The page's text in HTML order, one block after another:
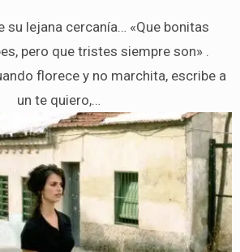
pero que tristes siempre son» .
florece y no marchita, escribe a
un te quiero,…